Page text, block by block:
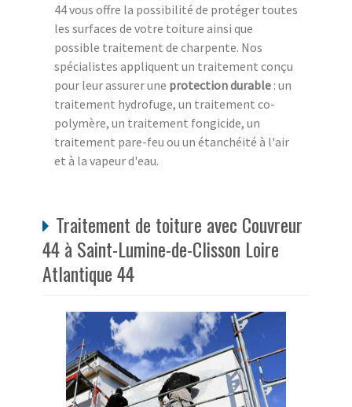
44 vous offre la possibilité de protéger toutes
les surfaces de votre toiture ainsi que
possible traitement de charpente. Nos
spécialistes appliquent un traitement conçu
pour leur assurer une protection durable : un
traitement hydrofuge, un traitement co-
polymère, un traitement fongicide, un
traitement pare-feu ou un étanchéité à l'air
et à la vapeur d'eau.
Traitement de toiture avec Couvreur
44 à Saint-Lumine-de-Clisson Loire
Atlantique 44